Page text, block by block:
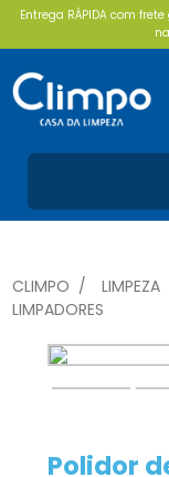
Entrega RÁPIDA com
CLIMPO LIMPEZA
LIMPADORES
Polidor